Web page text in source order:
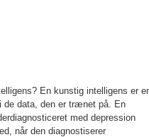
En kunstig intelligens er
de data, den er trænet på. En
med depression
når den diagnostiserer